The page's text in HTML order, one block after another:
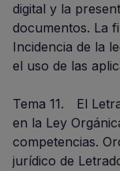
digital y la
documentos. La
Incidencia de la
el uso de las
Tema 11. El
en la Ley
competencias.
jurídico de